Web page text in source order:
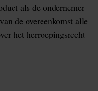
als de ondernemer
de overeenkomst alle
het herroepingsrecht